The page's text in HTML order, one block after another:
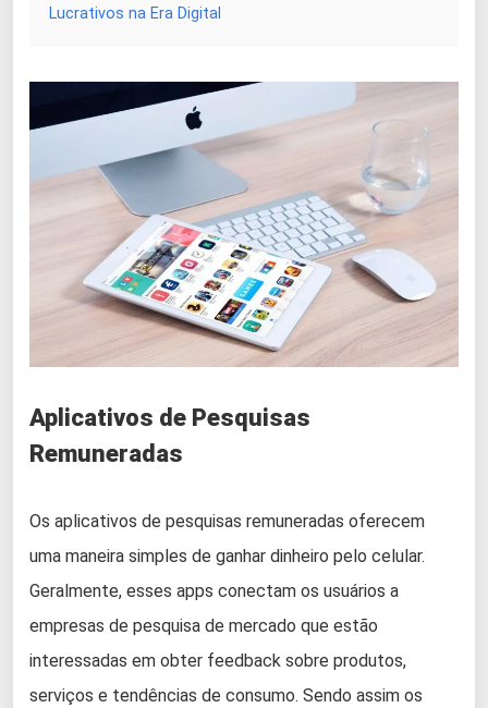
Lucrativos na Era Digital
Aplicativos de Pesquisas
Remuneradas
Os aplicativos de pesquisas remuneradas oferecem
uma maneira simples de ganhar dinheiro pelo celular.
Geralmente, esses apps conectam os usuários a
empresas de pesquisa de mercado que estão
interessadas em obter feedback sobre produtos,
serviços e tendências de consumo. Sendo assim os